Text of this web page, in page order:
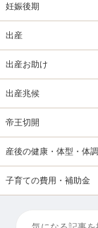
妊娠後期
出産
出産お助け
出産兆候
帝王切開
産後の健康・体型・体調
子育ての費用・補助金